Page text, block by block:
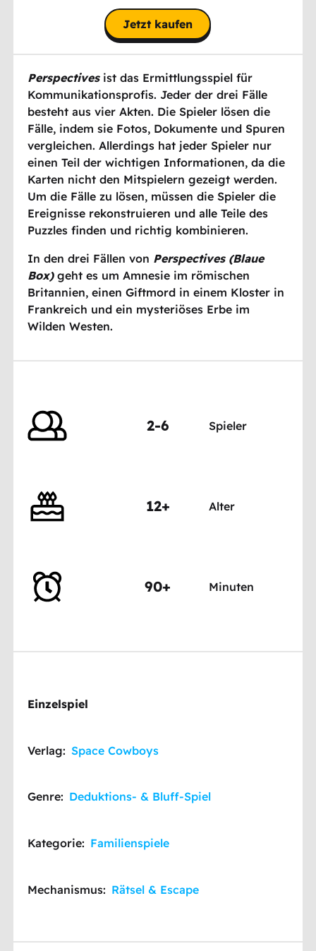
woran ihr euch erinnert, könnt ihr vielleicht
rekonstruieren, wie ihr hierher gekommen
Jetzt kaufen
Perspectivesist das Ermittlungsspiel für
Kommunikationsprofis. Jeder der drei Fälle
besteht aus vier Akten. Die Spieler lösen die
Fälle, indem sie Fotos, Dokumente und Spuren
vergleichen. Allerdings hat jeder Spieler nur
einen Teil der wichtigen Informationen, da die
Karten nicht den Mitspielern gezeigt werden.
Um die Fälle zu lösen, müssen die Spieler die
Ereignisse rekonstruieren und alle Teile des
Puzzles finden und richtig kombinieren.
In den drei Fällen von Perspectives (Blaue
Box)geht es um Amnesie im römischen
Britannien, einen Giftmord in einem Kloster in
Frankreich und ein mysteriöses Erbe im
Wilden Westen.
2-6 Spieler
12+ Alter
90+ Minuten
Einzelspiel
Verlag: Space Cowboys
Genre: Deduktions- & Bluff-Spiel
Kategorie: Familienspiele
Mechanismus: Rätsel & Escape